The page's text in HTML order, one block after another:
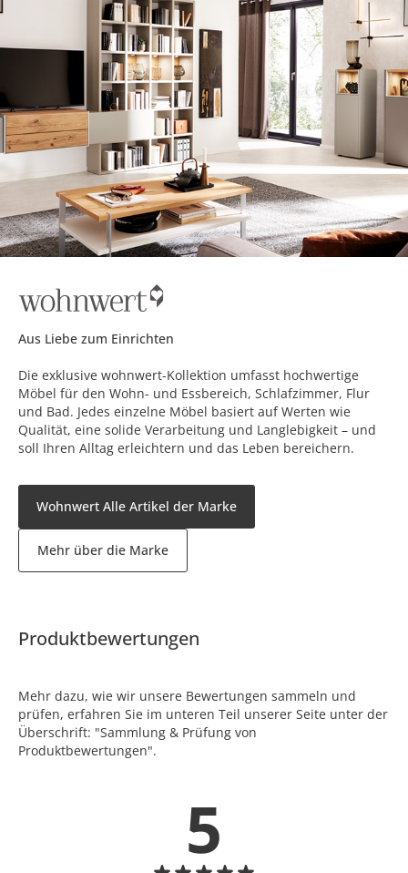
Aus Liebe zum Einrichten
Die exklusive wohnwert-Kollektion umfasst hochwertige
Möbel für den Wohn- und Essbereich, Schlafzimmer, Flur
und Bad. Jedes einzelne Möbel basiert auf Werten wie
Qualität, eine solide Verarbeitung und Langlebigkeit – und
soll Ihren Alltag erleichtern und das Leben bereichern.
Wohnwert Alle Artikel der Marke
Mehr über die Marke
Produktbewertungen
Mehr dazu, wie wir unsere Bewertungen sammeln und
prüfen, erfahren Sie im unteren Teil unserer Seite unter der
Überschrift: "Sammlung & Prüfung von
Produktbewertungen".
5